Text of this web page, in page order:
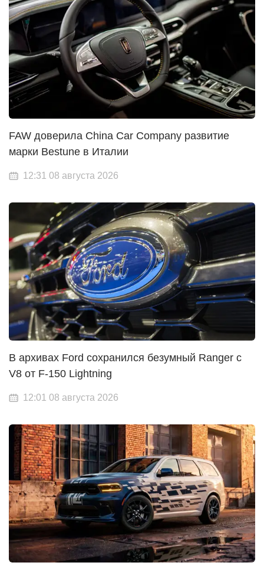
FAW доверила China Car Company развитие
марки Bestune в Италии
12:31 08 августа 2026
В архивах Ford сохранился безумный Ranger с
V8 от F-150 Lightning
12:01 08 августа 2026